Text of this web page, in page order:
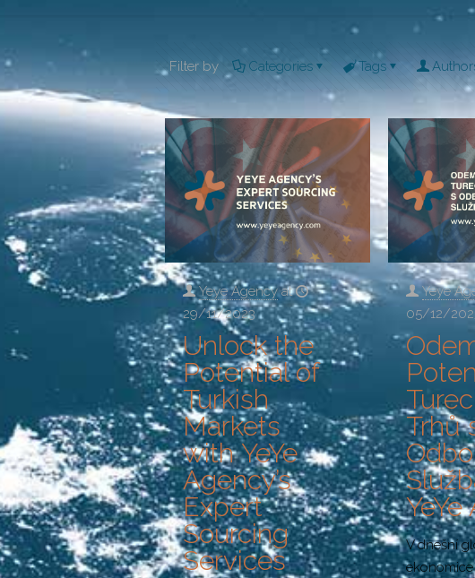
Filter by Categories Tags
Yeye Agency at
29/11/2023
Unlock the
Potential of
Turkish
Markets
with YeYe
Agency’s
Expert
Sourcing
Services
Yeye
05/12/
Trhů
V dnešní